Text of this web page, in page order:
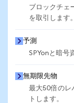
ブロックチェ
を取引します。
予測
SPYonと暗号
無期限先物
最大50倍のレ
トします。